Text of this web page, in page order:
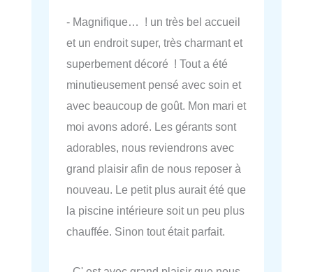
- Magnifique… ! un très bel accueil
et un endroit super, très charmant et
superbement décoré ! Tout a été
minutieusement pensé avec soin et
avec beaucoup de goût. Mon mari et
moi avons adoré. Les gérants sont
adorables, nous reviendrons avec
grand plaisir afin de nous reposer à
nouveau. Le petit plus aurait été que
la piscine intérieure soit un peu plus
chauffée. Sinon tout était parfait.